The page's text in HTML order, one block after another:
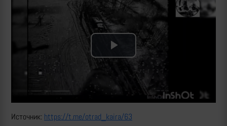
Play
Video
Источник: https://t.me/otrad_kaira/63